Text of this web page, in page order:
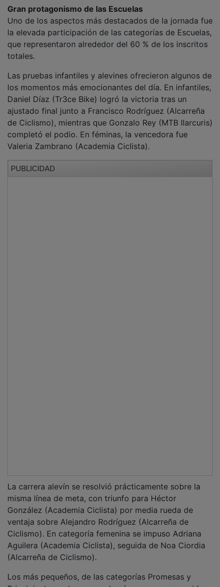
Uno de los aspectos más destacados de la jornada fue
la elevada participación de las categorías de Escuelas,
que representaron alrededor del 60 % de los inscritos
totales.
los momentos más emocionantes del día. En infantiles,
Daniel Díaz (Tr3ce Bike) logró la victoria tras un
ajustado final junto a Francisco Rodríguez (Alcarreña
de Ciclismo), mientras que Gonzalo Rey (MTB Ilarcuris)
completó el podio. En féminas, la vencedora fue
Valeria Zambrano (Academia Ciclista).
misma línea de meta, con triunfo para Héctor
González (Academia Ciclista) por media rueda de
ventaja sobre Alejandro Rodríguez (Alcarreña de
Ciclismo). En categoría femenina se impuso Adriana
Aguilera (Academia Ciclista), seguida de Noa Ciordia
(Alcarreña de Ciclismo).
Principiantes, estrenaron además un nuevo recorrido